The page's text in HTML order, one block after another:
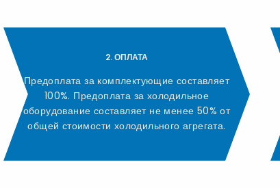
2. ОПЛАТА
Предоплата за комплектующие составляет
100%. Предоплата за холодильное
оборудование составляет не менее 50% от
общей стоимости холодильного агрегата.